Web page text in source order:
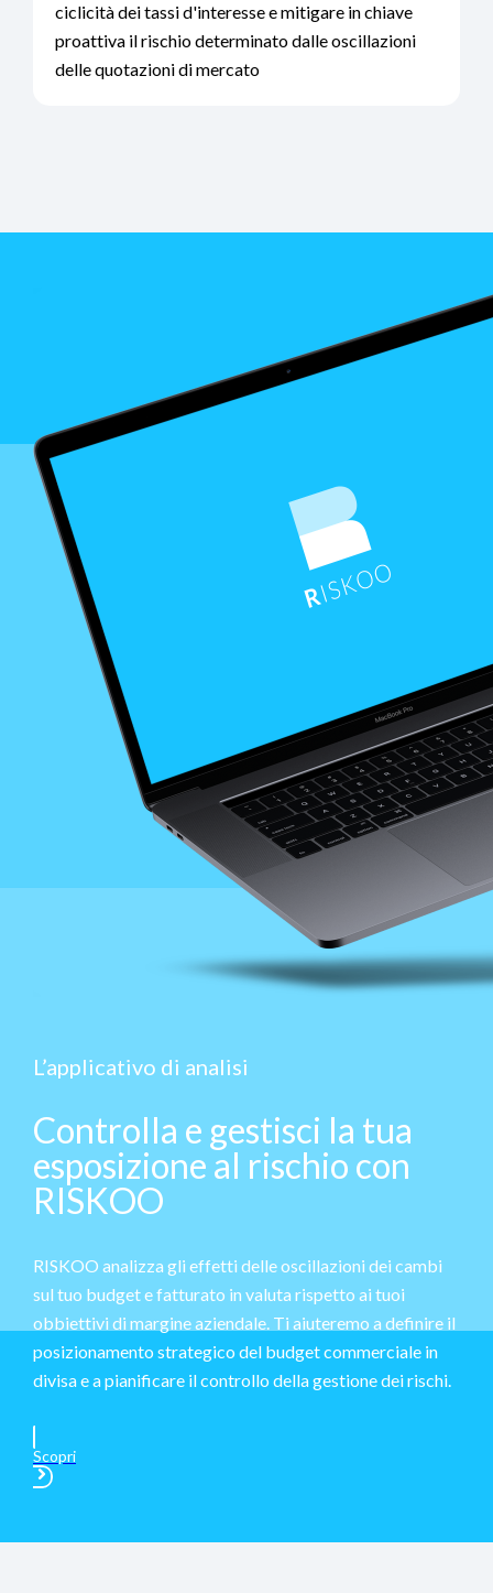
ciclicità dei tassi d'interesse e mitigare in chiave
proattiva il rischio determinato dalle oscillazioni
delle quotazioni di mercato
L’applicativo di analisi
Controlla e gestisci la tua
esposizione al rischio con
RISKOO
RISKOO analizza gli effetti delle oscillazioni dei cambi
sul tuo budget e fatturato in valuta rispetto ai tuoi
obbiettivi di margine aziendale. Ti aiuteremo a definire il
posizionamento strategico del budget commerciale in
divisa e a pianificare il controllo della gestione dei rischi.
Scopri